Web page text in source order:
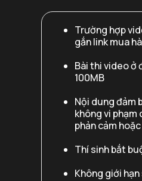
Trường hợp
gắn link mua
Bài thi video ở
100MB
Nội dung đảm
không vi phạm
phản cảm
Thí sinh bắt
Không giới